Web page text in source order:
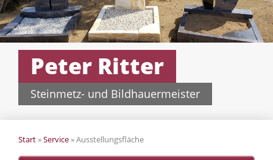
Peter Ritter
Steinmetz- und Bildhauermeister
Start»Service»Ausstellungsfläche